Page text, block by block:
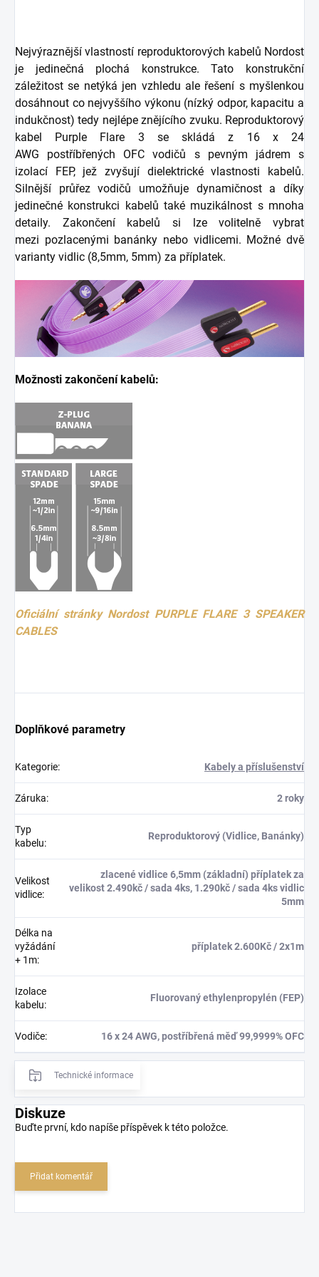
Nejvýraznější vlastností reproduktorových kabelů Nordost
je jedinečná plochá konstrukce. Tato konstrukční
záležitost se netýká jen vzhledu ale řešení s myšlenkou
dosáhnout co nejvyššího výkonu (nízký odpor, kapacitu a
indukčnost) tedy nejlépe znějícího zvuku. Reproduktorový
kabel Purple Flare 3 se skládá z 16 x 24
AWG postříbřených OFC vodičů s pevným jádrem s
izolací FEP, jež zvyšují dielektrické vlastnosti kabelů.
Silnější průřez vodičů umožňuje dynamičnost a díky
jedinečné konstrukci kabelů také muzikálnost s mnoha
detaily. Zakončení kabelů si lze volitelně vybrat
mezi pozlacenými banánky nebo vidlicemi. Možné dvě
varianty vidlic (8,5mm, 5mm) za příplatek.
Možnosti zakončení kabelů:
Oficiální stránky Nordost PURPLE FLARE 3 SPEAKER
CABLES
Doplňkové parametry
Kategorie: Kabely a příslušenství
Záruka: 2 roky
Typ
kabelu:
Reproduktorový (Vidlice, Banánky)
Velikost
vidlice:
zlacené vidlice 6,5mm (základní) příplatek za
velikost 2.490kč / sada 4ks, 1.290kč / sada 4ks vidlic
5mm
Délka na
vyžádání
+ 1m:
příplatek 2.600Kč / 2x1m
Izolace
kabelu:
Fluorovaný ethylenpropylén (FEP)
Vodiče: 16 x 24 AWG, postříbřená měď 99,9999% OFC
Technické informace
Diskuze
Buďte první, kdo napíše příspěvek k této položce.
Přidat komentář